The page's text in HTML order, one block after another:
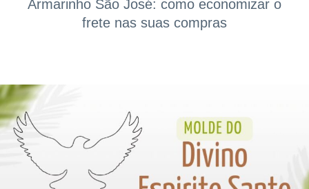
Armarinho São José: como economizar o
frete nas suas compras